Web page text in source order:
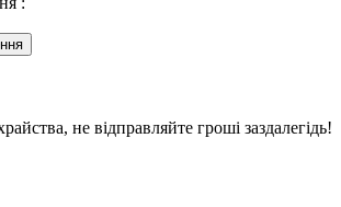
не відправляйте гроші заздалегідь!